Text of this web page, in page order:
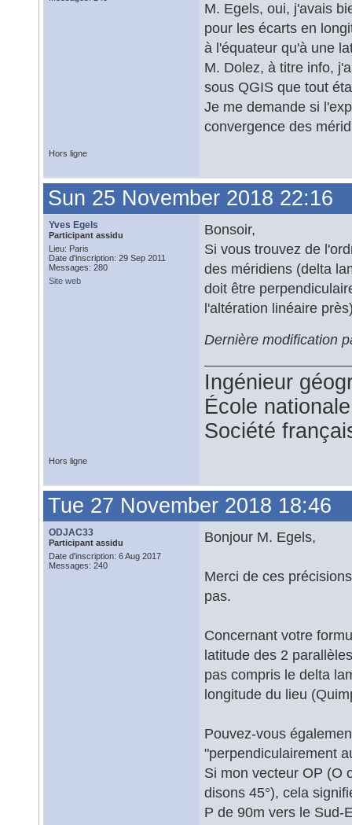
M. Egels, oui, j'avais
pour les écarts en
à l'équateur qu'à une
M. Dolez, à titre info,
sous QGIS que tout
Je me demande si
convergence des
Hors ligne
Sun 25 November 2018 22:16
Yves Egels
Participant assidu
Lieu: Paris
Date d'inscription: 29 Sep 2011
Messages: 280
Site web
Bonsoir,
Si vous trouvez de
des méridiens (delta
doit être
l'altération linéaire
Dernière modification
Ingénieur
École
Société
Hors ligne
Tue 27 November 2018 18:46
ODJAC33
Participant assidu
Date d'inscription: 6 Aug 2017
Messages: 240
Bonjour M. Egels,
Merci de ces
pas.
Concernant votre
latitude des 2
pas compris le delta
longitude du lieu
Pouvez-vous
"perpendiculairement
Si mon vecteur OP (O
disons 45°), cela
P de 90m vers le Sud-